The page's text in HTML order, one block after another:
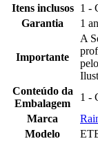
Itens inclusos
1 -
Garantia
1
Importante
A
Conteúdo da
Embalagem
1 -
Marca
Modelo